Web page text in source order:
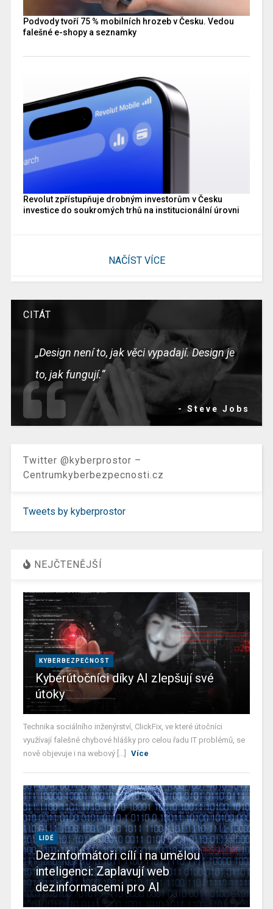
Podvody tvoří 75 % mobilních hrozeb v Česku. Vedou
falešné e-shopy a seznamky
Revolut zpřístupňuje drobným investorům v Česku
investice do soukromých trhů na institucionální úrovni
NAČÍST VÍCE
CITÁT
„Design není to, jak věci vypadají. Design je
to, jak fungují.“
- Steve Jobs
Twitter @kyberprostor –
Centrumkyberbezpecnosti.cz
Tweets by kyberprostor
NEJČTENĚJŠÍ
KYBERBEZPEČNOST
Kyberútočníci díky AI zlepšují své
útoky
Technika sociálního inženýrství, ClickFix, ve které útočníci
využívají falešné chybové hlášky pro celou řadu IT problémů, se
nově objevuje i na webový [...]
Více
LIDÉ
Dezinformátoři cílí i na umělou
inteligenci: Zaplavují web
dezinformacemi pro AI